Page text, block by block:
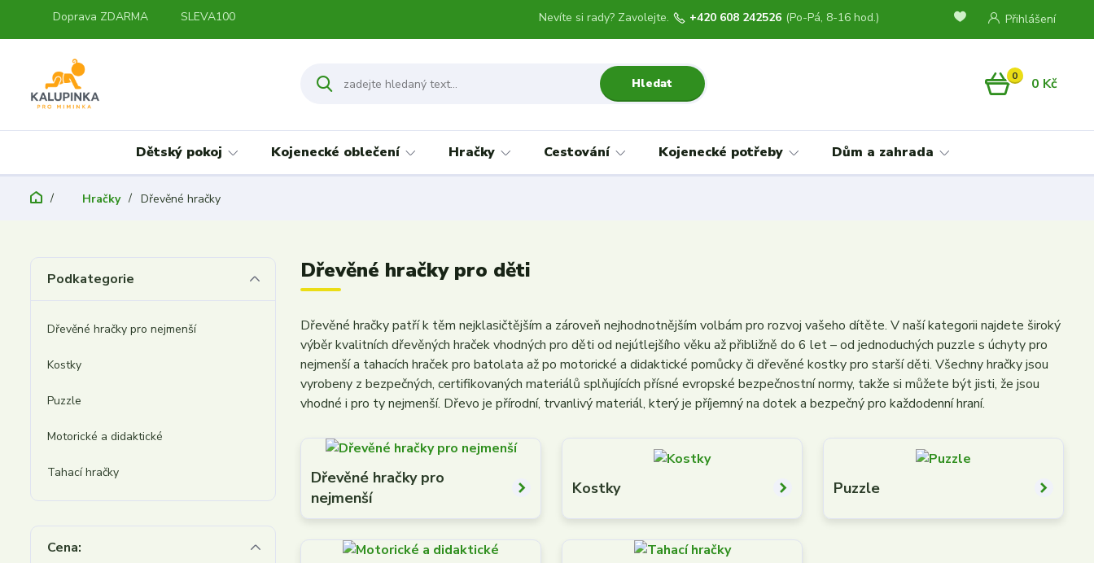
Doprava ZDARMA SLEVA100 Přihlášení
Hledat
Nevíte si rady? Zavolejte. +420 608 242526 (Po-Pá, 8-16 hod.)
0 0 Kč
Dětský pokoj Kojenecké oblečení Hračky Cestování Kojenecké potřeby Dům a zahrada
Hračky Dřevěné hračky
Dřevěné hračky pro děti
Dřevěné hračky patří k těm nejklasičtějším a zároveň nejhodnotnějším volbám pro rozvoj vašeho dítěte. V naší kategorii najdete široký
výběr kvalitních dřevěných hraček vhodných pro děti od nejútlejšího věku až přibližně do 6 let – od jednoduchých puzzle s úchyty pro
nejmenší a tahacích hraček pro batolata až po motorické a didaktické pomůcky či dřevěné kostky pro starší děti. Všechny hračky jsou
vyrobeny z bezpečných, certifikovaných materiálů splňujících přísné evropské bezpečnostní normy, takže si můžete být jisti, že jsou
vhodné i pro ty nejmenší. Dřevo je přírodní, trvanlivý materiál, který je příjemný na dotek a bezpečný pro každodenní hraní.
Dřevěné hračky pro
nejmenší
Kostky Puzzle
Podkategorie
Dřevěné hračky pro nejmenší
Kostky
Puzzle
Motorické a didaktické
Tahací hračky
Cena: